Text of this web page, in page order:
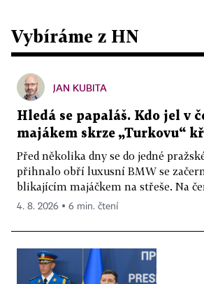
Vybíráme z HN
JAN KUBITA
Hledá se papaláš. Kdo jel v
majákem skrze „Turkovu“
Před několika dny se do jedné
přihnalo obří luxusní BMW se
blikajícím majáčkem na střeše. Na
4. 8. 2026 ▪ 6 min. čtení